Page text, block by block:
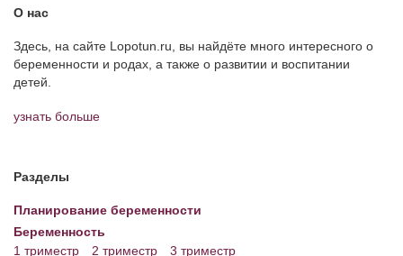
О нас
Здесь, на сайте Lopotun.ru, вы найдёте много интересного о
беременности и родах, а также о развитии и воспитании
детей.
узнать больше
Разделы
Планирование беременности
Беременность
1 триместр
2 триместр
3 триместр